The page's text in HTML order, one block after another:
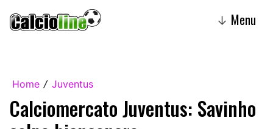
↓ Menu
Home / Juventus
Calciomercato Juventus: Savinho